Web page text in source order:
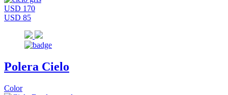
USD 170
USD 85
Polera Cielo
Color